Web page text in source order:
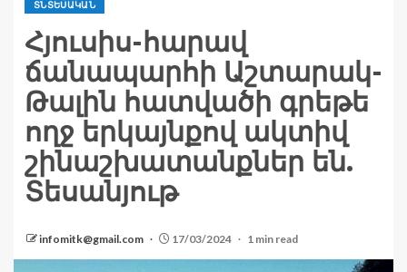
ՏՆՏԵՍԱԿԱՆ
Հյուսիս-հարավ
ճանապարհի Աշտարակ-
Թալին հատվածի գրեթե
ողջ երկայնքով ակտիվ
շինաշխատանքներ են.
Տեսանյութ
infomitk@gmail.com 17/03/2024 1 min read